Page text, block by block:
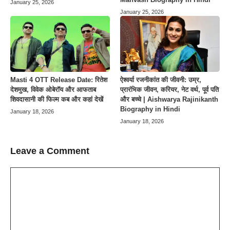
January 25, 2026
January 25, 2026
Masti 4 OTT Release Date: रितेश
देशमुख, विवेक ओबेरॉय और आफताब
शिवदासानी की फिल्म कब और कहां देखें
January 18, 2026
ऐश्वर्या रजनीकांत की जीवनी: उम्र,
प्रारंभिक जीवन, करियर, नेट वर्थ, पूर्व पति
और बच्चे | Aishwarya Rajinikanth
Biography in Hindi
January 18, 2026
Leave a Comment